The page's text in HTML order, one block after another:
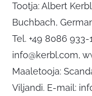
Tootja: Albert
Buchbach,
Tel. +49 8086
info@kerbl.com,
Maaletooja:
Viljandi. E-mail: